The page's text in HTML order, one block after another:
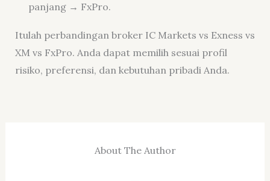
panjang → FxPro.
Itulah perbandingan broker IC Markets vs Exness vs
XM vs FxPro. Anda dapat memilih sesuai profil
risiko, preferensi, dan kebutuhan pribadi Anda.
About The Author